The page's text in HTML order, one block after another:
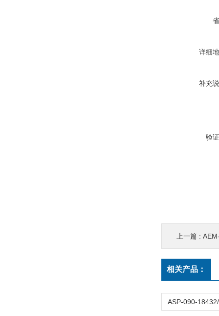
详细
补充
验
上一篇 : AEM-
相关产品：